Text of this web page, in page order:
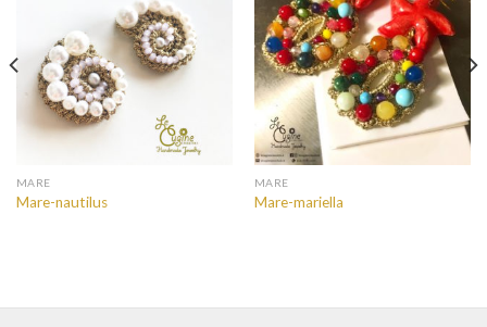
MARE
Mare-nautilus
MARE
Mare-mariella